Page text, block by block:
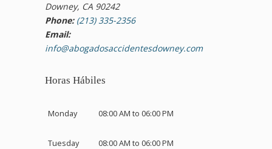
Downey, CA 90242
Phone: (213) 335-2356
Email:
info@abogadosaccidentesdowney.com
Horas Hábiles
Monday 08:00 AM to 06:00 PM
Tuesday 08:00 AM to 06:00 PM